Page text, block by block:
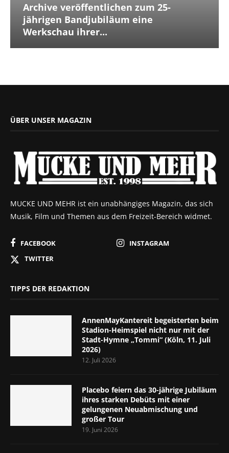
Archive veröffentlichen zum 25-
jährigen Bandjubiläum eine
Werkschau ihrer...
ÜBER UNSER MAGAZIN
MUCKE UND MEHR ist ein unabhängiges Magazin, das sich
Musik, Film und Themen aus dem Freizeit-Bereich widmet.
FACEBOOK
INSTAGRAM
TWITTER
TIPPS DER REDAKTION
AnnenMayKantereit begeisterten beim
Stadion-Heimspiel nicht nur mit der
Stadt-Hymne „Tommi“ (Köln, 11. Juli
2026)
12. Juli 2026
Placebo feiern das 30-jährige Jubiläum
ihres starken Debüts mit einer
gelungenen Neuabmischung und
großer Tour
19. Juni 2026